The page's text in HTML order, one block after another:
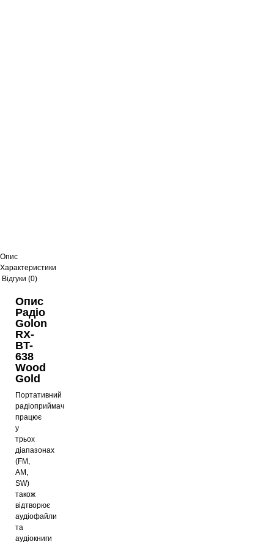
Опис
Характеристики
Відгуки (0)
Опис
Радіо
Golon
RX-
BT-
638
Wood
Gold
Портативний
радіоприймач
працює
у
трьох
діапазонах
(FM,
AM,
SW)
також
відтворює
аудіофайли
та
аудіокниги